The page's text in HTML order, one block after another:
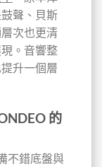
聲、貝斯
次也更清
。音響整
升一個層
的
不錯底盤與